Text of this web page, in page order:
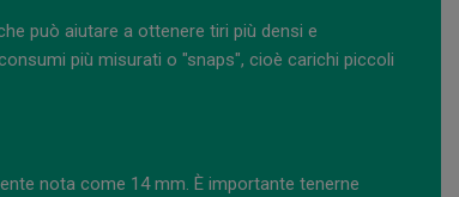
può aiutare a ottenere tiri più densi e
più misurati o "snaps", cioè carichi piccoli
nota come 14 mm. È importante tenerne